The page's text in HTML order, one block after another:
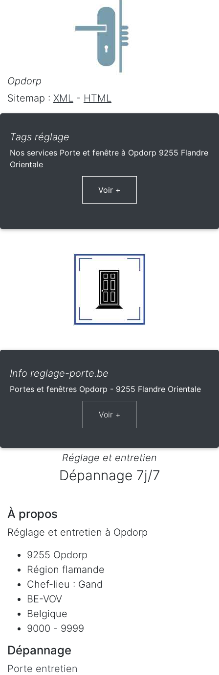
Opdorp
Sitemap : XML - HTML
Tags réglage
Nos services Porte et fenêtre à Opdorp 9255 Flandre
Orientale
Voir +
Info reglage-porte.be
Portes et fenêtres Opdorp - 9255 Flandre Orientale
Réglage et entretien
Dépannage 7j/7
À propos
Réglage et entretien à Opdorp
9255 Opdorp
Région flamande
Chef-lieu : Gand
BE-VOV
Belgique
9000 - 9999
Dépannage
Porte entretien